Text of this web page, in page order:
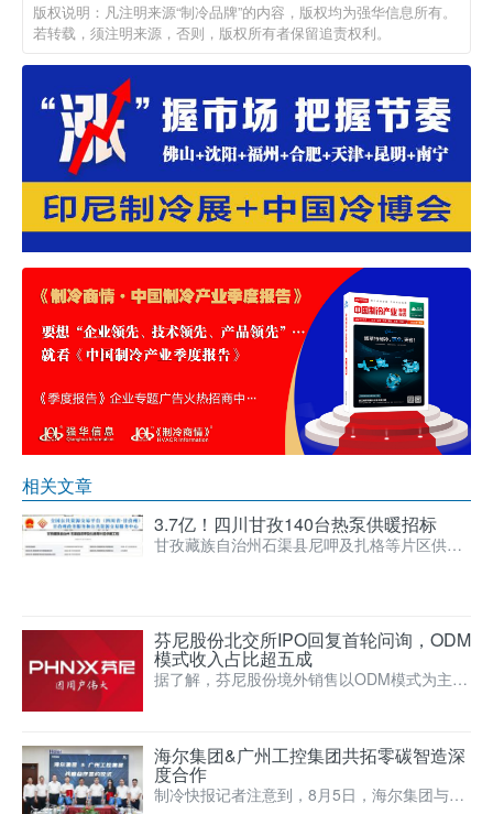
版权说明：凡注明来源“制冷品牌”的内容，版权均为强华信息所有。
若转载，须注明来源，否则，版权所有者保留追责权利。
相关文章
3.7亿！四川甘孜140台热泵供暖招标
甘孜藏族自治州石渠县尼呷及扎格等片区供暖
芬尼股份北交所IPO回复首轮问询，ODM
模式收入占比超五成
据了解，芬尼股份境外销售以ODM模式为主，
海尔集团&广州工控集团共拓零碳智造深
度合作
制冷快报记者注意到，8月5日，海尔集团与广